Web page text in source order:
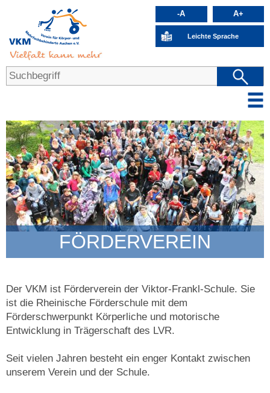
-A A+
Leichte Sprache
FÖRDERVEREIN
Der VKM ist Förderverein der Viktor-Frankl-Schule. Sie
ist die Rheinische Förderschule mit dem
Förderschwerpunkt Körperliche und motorische
Entwicklung in Trägerschaft des LVR.
Seit vielen Jahren besteht ein enger Kontakt zwischen
unserem Verein und der Schule.